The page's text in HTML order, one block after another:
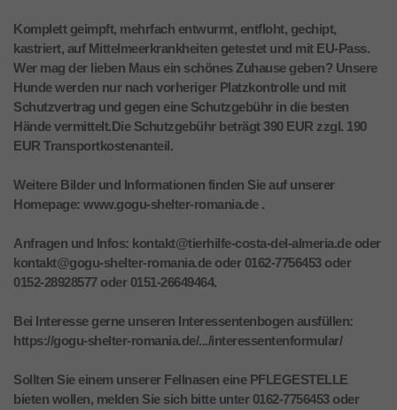
Komplett geimpft, mehrfach entwurmt, entfloht, gechipt,
kastriert, auf Mittelmeerkrankheiten getestet und mit EU-Pass.
Wer mag der lieben Maus ein schönes Zuhause geben? Unsere
Hunde werden nur nach vorheriger Platzkontrolle und mit
Schutzvertrag und gegen eine Schutzgebühr in die besten
Hände vermittelt.Die Schutzgebühr beträgt 390 EUR zzgl. 190
EUR Transportkostenanteil.
Weitere Bilder und Informationen finden Sie auf unserer
Homepage: www.gogu-shelter-romania.de .
Anfragen und Infos: kontakt@tierhilfe-costa-del-almeria.de oder
kontakt@gogu-shelter-romania.de oder 0162-7756453 oder
0152-28928577 oder 0151-26649464.
Bei Interesse gerne unseren Interessentenbogen ausfüllen:
https://gogu-shelter-romania.de/.../interessentenformular/
Sollten Sie einem unserer Fellnasen eine PFLEGESTELLE
bieten wollen, melden Sie sich bitte unter 0162-7756453 oder